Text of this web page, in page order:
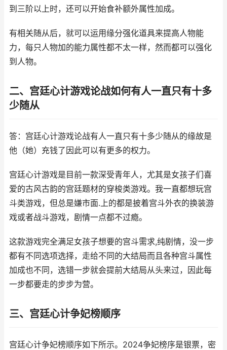
到三阶以上时，还可以开始食补额外属性加成。
有相关随从后，就可以运用缘分强化道具来提高人物能
力，每只人物加的能力属性都不太一样，然而都可以强化
到人物。
二、宫廷心计游戏论战如何有人一直只有十多
少随从
答：宫廷心计游戏论战有人一直只有十多少随从的缘故是
他（她）充钱了因此可以有更多的权力。
宫廷心计游戏是目前一款深受青年人，尤其是女孩子们喜
爱的古风古韵的宫廷题材的穿梭类游戏。我一直都想玩宫
斗类游戏，但总是嫌市面.上的都是披着宫斗外衣的换装游
戏或者战斗游戏，剧情一点都不过瘾。
这款游戏完全满足女孩子想要的宫斗需求,纯剧情，没一步
都有不同选项选择，走给不同的大结局而且各种宫斗属性
加成也不同，选错一步就会提前大结局从头来过，因此每
一步都要走的步步为营。
三、宫廷心计争妃榜顺序
宫廷心计争妃榜顺序如下所示。2024争妃榜序是银票，密